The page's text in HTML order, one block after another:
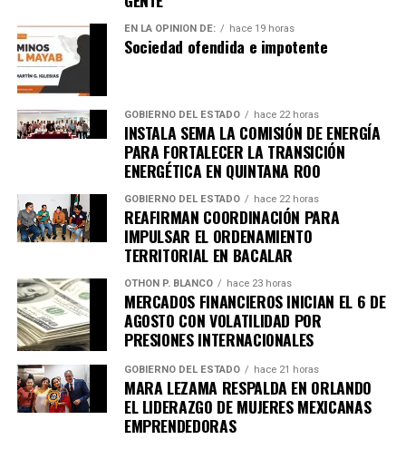
en tu teléfono.
EN LA OPINIÓN DE: hace 19 horas
Sociedad ofendida e impotente
GOBIERNO DEL ESTADO hace 22 horas
INSTALA SEMA LA COMISIÓN DE ENERGÍA
PARA FORTALECER LA TRANSICIÓN
ENERGÉTICA EN QUINTANA ROO
GOBIERNO DEL ESTADO hace 22 horas
REAFIRMAN COORDINACIÓN PARA
IMPULSAR EL ORDENAMIENTO
TERRITORIAL EN BACALAR
OTHON P. BLANCO hace 23 horas
MERCADOS FINANCIEROS INICIAN EL 6 DE
AGOSTO CON VOLATILIDAD POR
PRESIONES INTERNACIONALES
GOBIERNO DEL ESTADO hace 21 horas
MARA LEZAMA RESPALDA EN ORLANDO
EL LIDERAZGO DE MUJERES MEXICANAS
EMPRENDEDORAS